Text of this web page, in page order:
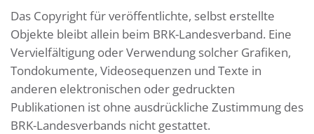
Das Copyright für veröffentlichte, selbst erstellte
Objekte bleibt allein beim BRK-Landesverband. Eine
Vervielfältigung oder Verwendung solcher Grafiken,
Tondokumente, Videosequenzen und Texte in
anderen elektronischen oder gedruckten
Publikationen ist ohne ausdrückliche Zustimmung des
BRK-Landesverbands nicht gestattet.